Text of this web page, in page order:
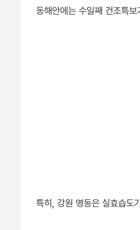
동해안에는 수일째 건조특
특히, 강원 영동은 실효습도